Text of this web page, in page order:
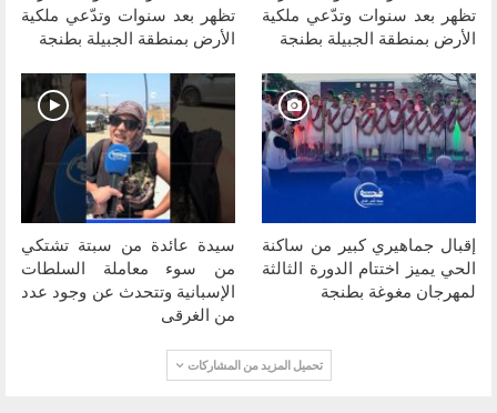
تظهر بعد سنوات وتدّعي ملكية
الأرض بمنطقة الجبيلة بطنجة
تظهر بعد سنوات وتدّعي ملكية
الأرض بمنطقة الجبيلة بطنجة
إقبال جماهيري كبير من ساكنة
الحي يميز اختتام الدورة الثالثة
لمهرجان مغوغة بطنجة
سيدة عائدة من سبتة تشتكي
من سوء معاملة السلطات
الإسبانية وتتحدث عن وجود عدد
من الغرقى
تحميل المزيد من المشاركات